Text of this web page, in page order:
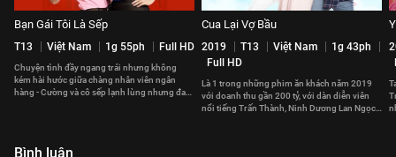
Bạn Gái Tôi Là Sếp
T13 Việt Nam 1g 55ph Full HD
Chuyện tình đầy ngang trái nhưng không
kém hài hước giữa chàng nhân viên ngân
hàng - Cường và cô sếp lạnh lùng nhưng đa
Cua Lại Vợ Bầu
2019 T13 Việt Nam
1g 43ph
Full HD
Là 1 trong những phim ăn khách năm 2019
với doanh thu gần 200 tỷ, với dàn diễn viên
nổi tiếng Trấn Thành, Ninh Dương Lan Ngọc
Bình luận